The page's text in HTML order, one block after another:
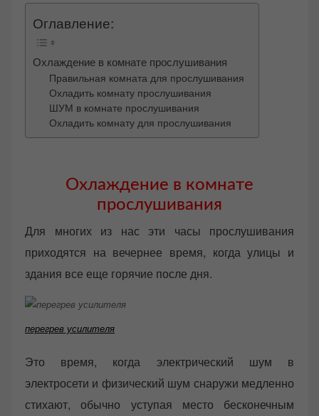
Оглавление:
Охлаждение в комнате прослушивания
Правильная комната для прослушивания
Охладить комнату прослушивания
ШУМ в комнате прослушивания
Охладить комнату для прослушивания
Охлаждение в комнате
прослушивания
Для многих из нас эти часы прослушивания
приходятся на вечернее время, когда улицы и
здания все еще горячие после дня.
перегрев усилителя
Это время, когда электрический шум в
электросети и физический шум снаружи медленно
стихают, обычно уступая место бесконечным